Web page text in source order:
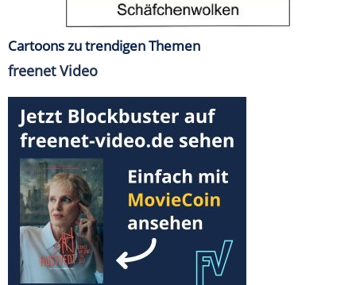
Cartoons zu trendigen Themen
freenet Video